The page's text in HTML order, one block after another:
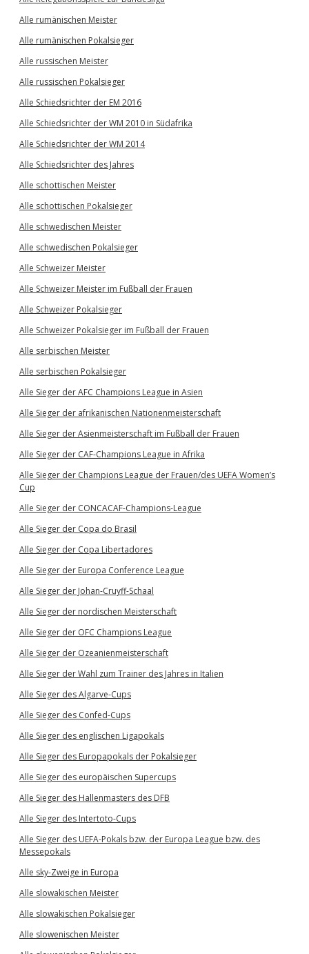
Alle rumänischen Meister
Alle rumänischen Pokalsieger
Alle russischen Meister
Alle russischen Pokalsieger
Alle Schiedsrichter der EM 2016
Alle Schiedsrichter der WM 2010 in Südafrika
Alle Schiedsrichter der WM 2014
Alle Schiedsrichter des Jahres
Alle schottischen Meister
Alle schottischen Pokalsieger
Alle schwedischen Meister
Alle schwedischen Pokalsieger
Alle Schweizer Meister
Alle Schweizer Meister im Fußball der Frauen
Alle Schweizer Pokalsieger
Alle Schweizer Pokalsieger im Fußball der Frauen
Alle serbischen Meister
Alle serbischen Pokalsieger
Alle Sieger der AFC Champions League in Asien
Alle Sieger der afrikanischen Nationenmeisterschaft
Alle Sieger der Asienmeisterschaft im Fußball der Frauen
Alle Sieger der CAF-Champions League in Afrika
Alle Sieger der Champions League der Frauen/des UEFA Women’s
Cup
Alle Sieger der CONCACAF-Champions-League
Alle Sieger der Copa do Brasil
Alle Sieger der Copa Libertadores
Alle Sieger der Europa Conference League
Alle Sieger der Johan-Cruyff-Schaal
Alle Sieger der nordischen Meisterschaft
Alle Sieger der OFC Champions League
Alle Sieger der Ozeanienmeisterschaft
Alle Sieger der Wahl zum Trainer des Jahres in Italien
Alle Sieger des Algarve-Cups
Alle Sieger des Confed-Cups
Alle Sieger des englischen Ligapokals
Alle Sieger des Europapokals der Pokalsieger
Alle Sieger des europäischen Supercups
Alle Sieger des Hallenmasters des DFB
Alle Sieger des Intertoto-Cups
Alle Sieger des UEFA-Pokals bzw. der Europa League bzw. des
Messepokals
Alle sky-Zweige in Europa
Alle slowakischen Meister
Alle slowakischen Pokalsieger
Alle slowenischen Meister